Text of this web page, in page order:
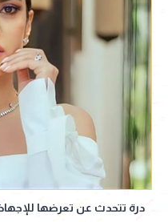
درة تتحدث عن تعرضها